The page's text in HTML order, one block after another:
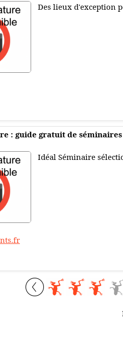
Des lieux d'exception
: guide gratuit de séminaires
Idéal Séminaire